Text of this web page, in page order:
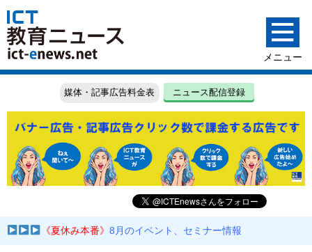
媒体・記事広告料金表 ニュース配信登録
《夏休み本番》8月のイベント、セミナー情報